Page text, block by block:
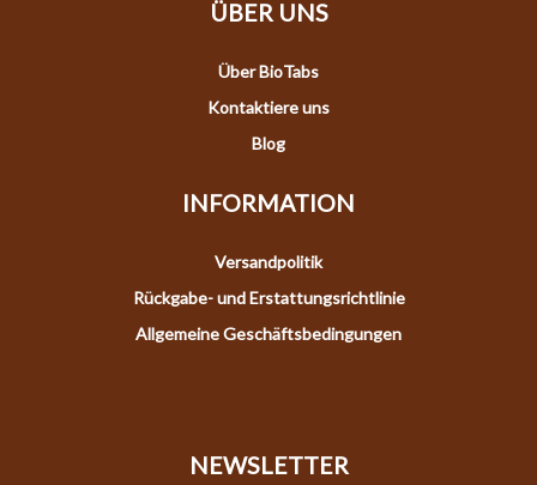
ÜBER UNS
Über BioTabs
Kontaktiere uns
Blog
INFORMATION
Versandpolitik
Rückgabe- und Erstattungsrichtlinie
Allgemeine Geschäftsbedingungen
NEWSLETTER